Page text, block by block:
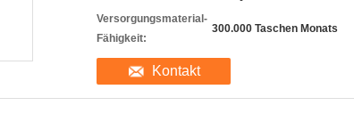
Versorgungsmaterial-
Fähigkeit:
300.000 Taschen Monats
Kontakt